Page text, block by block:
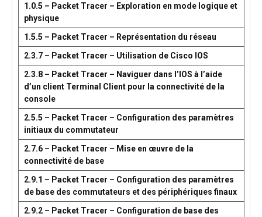
1.0.5 – Packet Tracer – Exploration en mode logique et
physique
1.5.5 – Packet Tracer – Représentation du réseau
2.3.7 – Packet Tracer – Utilisation de Cisco IOS
2.3.8 – Packet Tracer – Naviguer dans l’IOS à l’aide
d’un client Terminal Client pour la connectivité de la
console
2.5.5 – Packet Tracer – Configuration des paramètres
initiaux du commutateur
2.7.6 – Packet Tracer – Mise en œuvre de la
connectivité de base
2.9.1 – Packet Tracer – Configuration des paramètres
de base des commutateurs et des périphériques finaux
2.9.2 – Packet Tracer – Configuration de base des